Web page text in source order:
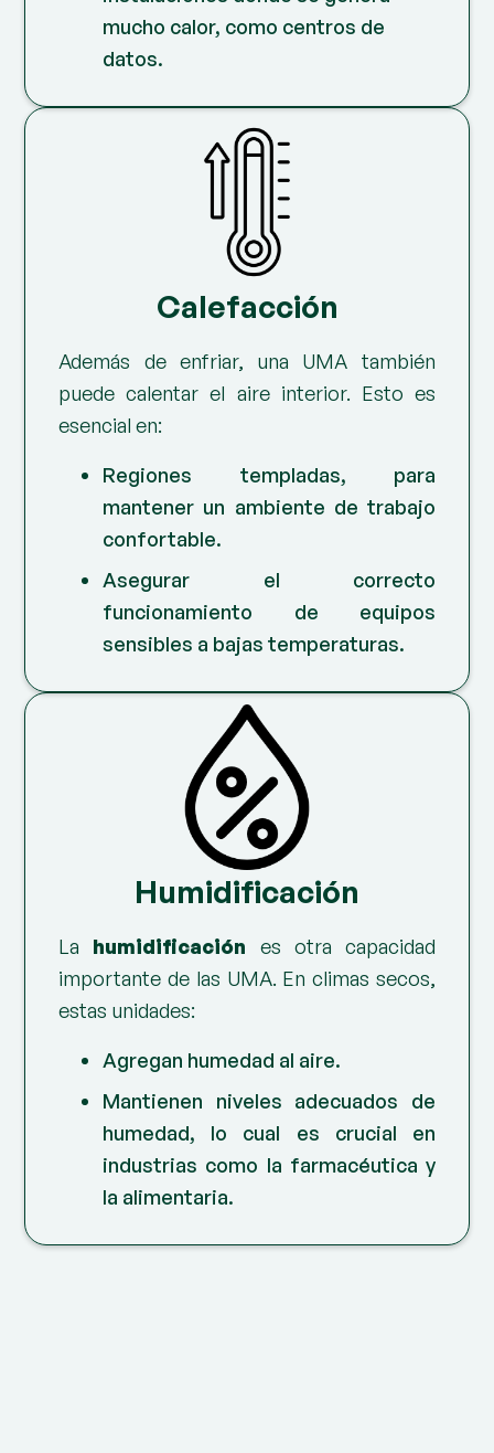
mucho calor, como centros de
datos.
Calefacción
Además de enfriar, una UMA también
puede calentar el aire interior. Esto es
esencial en:
Regiones templadas, para
mantener un ambiente de trabajo
confortable.
Asegurar el correcto
funcionamiento de equipos
sensibles a bajas temperaturas.
Humidificación
La humidificación es otra capacidad
importante de las UMA. En climas secos,
estas unidades:
Agregan humedad al aire.
Mantienen niveles adecuados de
humedad, lo cual es crucial en
industrias como la farmacéutica y
la alimentaria.